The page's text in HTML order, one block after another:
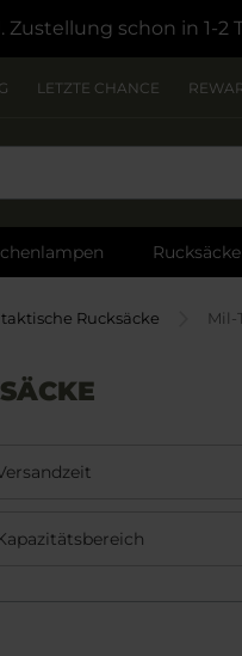
Zustellung schon in 1-2
LETZTE CHANCE
Rucksäcke
Rucksäcke Mil-